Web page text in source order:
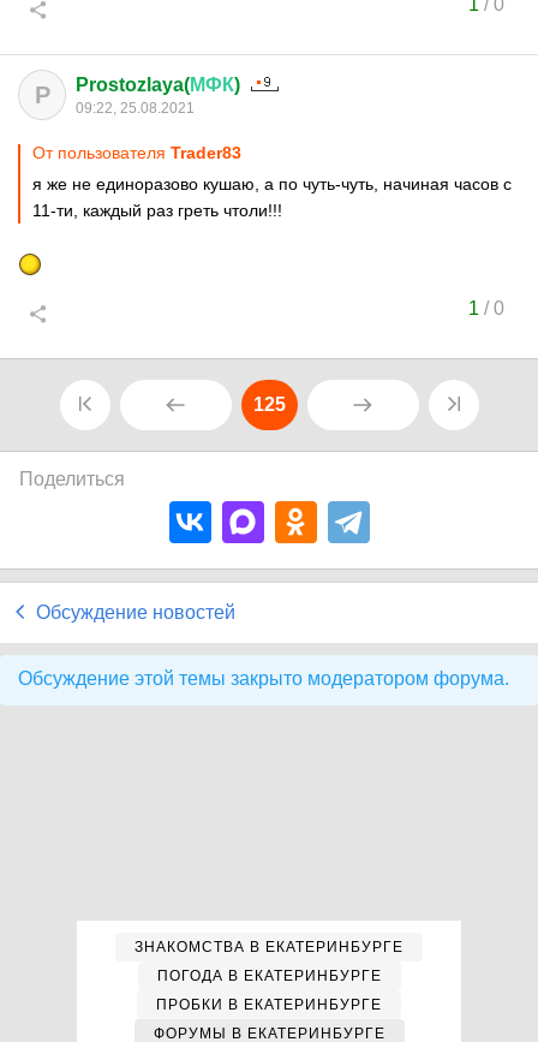
1 / 0
P Prostozlaya(МФК)
09:22, 25.08.2021
От пользователя Trader83
я же не единоразово кушаю, а по чуть-чуть, начиная часов с
11-ти, каждый раз греть чтоли!!!
1 /0
125
Поделиться
Обсуждение новостей
Обсуждение этой темы закрыто модератором форума.
ЗНАКОМСТВА В ЕКАТЕРИНБУРГЕ
ПОГОДА В ЕКАТЕРИНБУРГЕ
ПРОБКИ В ЕКАТЕРИНБУРГЕ
ФОРУМЫ В ЕКАТЕРИНБУРГЕ